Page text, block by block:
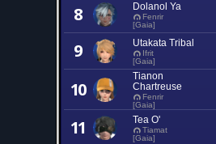
8 Dolanol Ya
Fenrir
[Gaia]
9 Utakata Tribal
Ifrit
[Gaia]
10
Tianon
Chartreuse
Fenrir
[Gaia]
11 Tea O'
Tiamat
[Gaia]